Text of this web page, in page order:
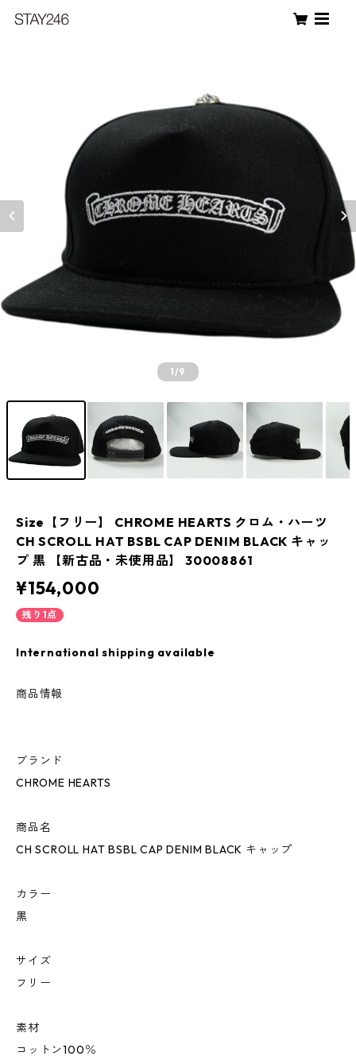
1/9
Size【フリー】 CHROME HEARTS クロム・ハーツ
CH SCROLL HAT BSBL CAP DENIM BLACK キャッ
プ 黒 【新古品・未使用品】 30008861
¥154,000
残り1点
International shipping available
商品情報
ブランド
CHROME HEARTS
商品名
CH SCROLL HAT BSBL CAP DENIM BLACK キャップ
カラー
黒
サイズ
フリー
素材
コットン100％